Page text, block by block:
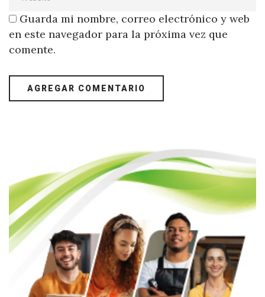
Guarda mi nombre, correo electrónico y web
en este navegador para la próxima vez que
comente.